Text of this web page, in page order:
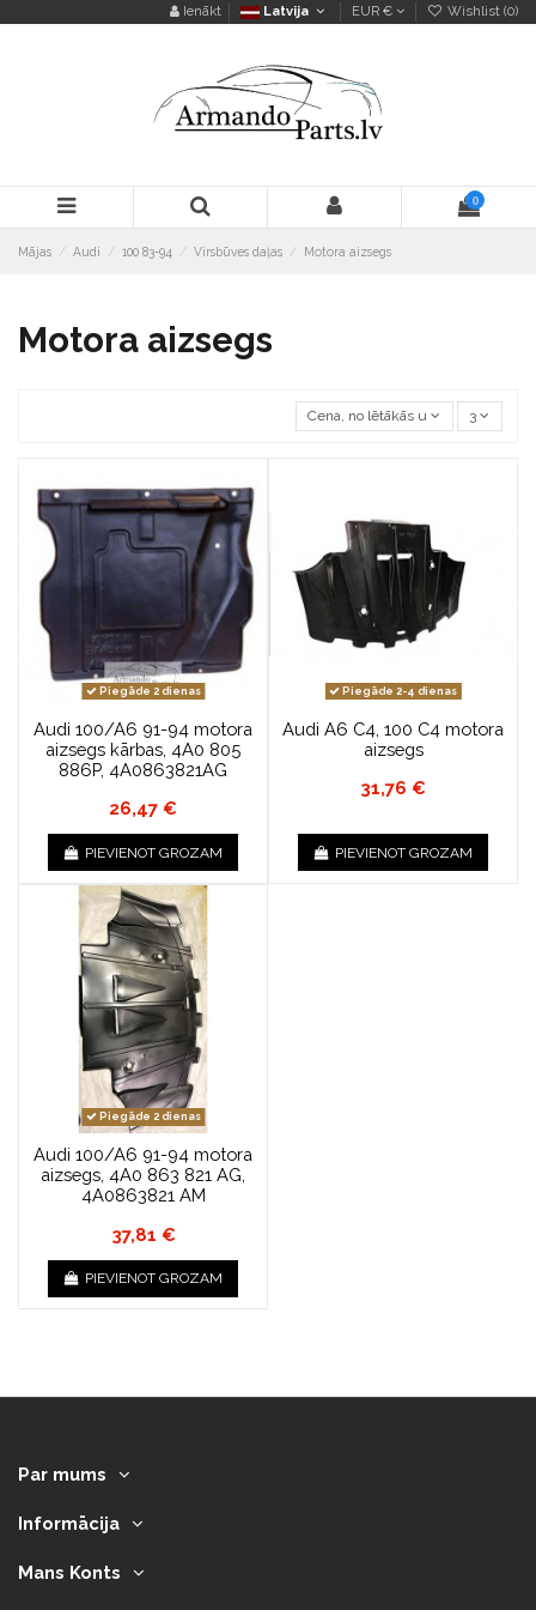
Ienākt Latvija EUR € Wishlist (0)
0
Mājas Audi 100 83-94 Virsbūves daļas Motora aizsegs
Motora aizsegs
Cena, no lētākās uz dārgāko
3
Piegāde 2 dienas
Audi 100/A6 91-94 motora
aizsegs kārbas, 4A0 805
886P, 4A0863821AG
26,47 €
PIEVIENOT GROZAM
Piegāde 2-4 dienas
Audi A6 C4, 100 C4 motora
aizsegs
31,76 €
PIEVIENOT GROZAM
Piegāde 2 dienas
Audi 100/A6 91-94 motora
aizsegs, 4A0 863 821 AG,
4A0863821 AM
37,81 €
PIEVIENOT GROZAM
Par mums
Informācija
Mans Konts